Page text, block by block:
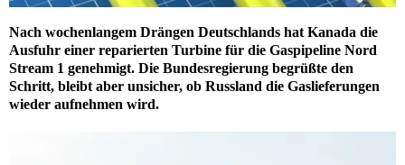
Nach wochenlangem Drängen Deutschlands hat Kanada die
Ausfuhr einer reparierten Turbine für die Gaspipeline Nord
Stream 1 genehmigt. Die Bundesregierung begrüßte den
Schritt, bleibt aber unsicher, ob Russland die Gaslieferungen
wieder aufnehmen wird.